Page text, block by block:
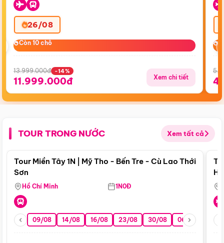
26/08
Còn 10 chỗ
Còn 10 chỗ
13.999.000đ -14%
11.999.000đ Xem chi tiết
TOUR TRONG NƯỚC Xem tất cả
Điểm nổi bật
Tour Miền Tây 1N | Mỹ Tho - Bến Tre - Cù Lao Thới
Sơn
Hồ Chí Minh 1N0Đ
09/08 14/08 16/08 23/08 30/08 06/09 13/09